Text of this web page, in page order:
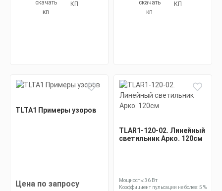
КП
КП
TLTA1 Примеры узоров
Цена по запросу
TLAR1-120-02. Линейный
светильник Арко. 120см
Мощность: 36 Вт
Коэффициент пульсации не более: 5 %